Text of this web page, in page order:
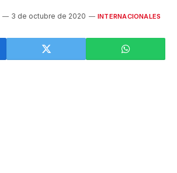
3 de octubre de 2020 INTERNACIONALES